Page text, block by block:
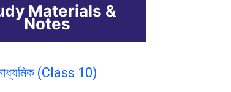
Materials &
Notes
(Class 10)